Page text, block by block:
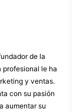
de la
profesional le ha
y ventas.
con su pasión
aumentar su